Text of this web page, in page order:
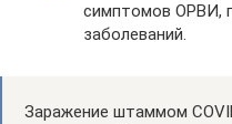
симптомов ОРВИ,
заболеваний.
Заражение штаммом